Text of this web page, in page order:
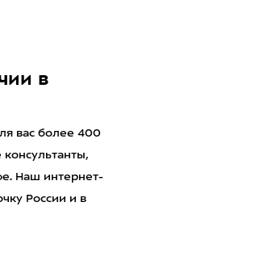
в
вас более 400
Наш интернет-
России и в